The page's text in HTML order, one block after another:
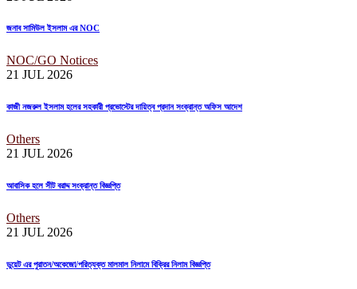
জনাব সামিউল ইসলাম এর NOC
NOC/GO Notices
21 JUL 2026
কাজী নজরুল ইসলাম হলের সহকারী প্রভোস্টের দায়িত্ব প্রদান সংক্রান্ত অফিস আদেশ
Others
21 JUL 2026
আবাসিক হলে সীট বরাদ্দ সংক্রান্ত বিজ্ঞপ্তি
Others
21 JUL 2026
ডুয়েট এর পুরাতন/অকেজো/পরিত্যক্ত মালমাল নিলামে বিক্রির নিলাম বিজ্ঞপ্তি